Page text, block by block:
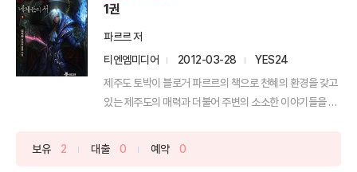
1권
파르르 저
티엔엠미디어
2012-03-28
YES24
제주도 토박이 블로거 파르르의 책으로 천혜의 환경을 갖고
있는 제주도의 매력과 더불어 주변의 소소한 이야기들을 만
보유 2 대출 0 예약 0